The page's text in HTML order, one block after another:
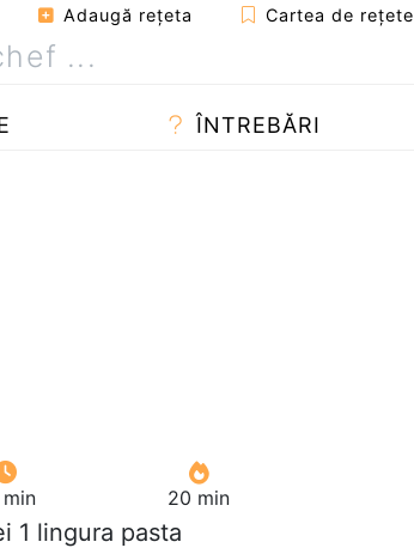
Adaugă reţeta Cartea de rețete
ÎNTREBĂRI
20 min
1 lingura pasta